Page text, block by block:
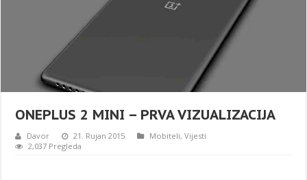
ONEPLUS 2 MINI – PRVA VIZUALIZACIJA
Davor 21. Rujan 2015 Mobiteli,Vijesti
2,037 Pregleda